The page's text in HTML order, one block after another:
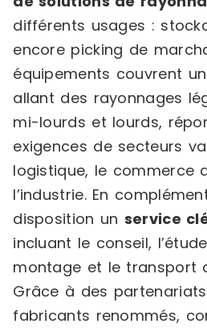
différents usages :
encore picking de
équipements couvrent
allant des rayonnages
mi-lourds et lourds,
exigences de secteurs
logistique, le commerce
l’industrie. En
disposition un service
incluant le conseil,
montage et le transport
Grâce à des
fabricants renommés,